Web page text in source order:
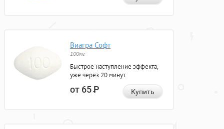
Виагра Софт
100мг
Быстрое наступление эффекта,
уже через 20 минут.
от 65Р Купить